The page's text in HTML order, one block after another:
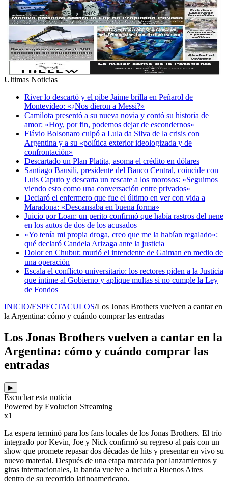
Ultimas Noticias
River lo descartó y el pibe Jaime brilla en Peñarol de
Montevideo: «¿Nos dieron a Messi?»
Camilota presentó a su nueva novia y contó su historia de
amor: «Hoy, por fin, podemos dejar de escondernos»
Flávio Bolsonaro culpó a Lula da Silva de la crisis con
Argentina y a su «política exterior ideologizada y de
confrontación»
Descartado un Plan Platita, asoma el crédito en dólares
Santiago Bausili, presidente del Banco Central, coincide con
Luis Caputo y descarta un rescate a los morosos: «Seguimos
viendo esto como una conversación entre privados»
Declaró el enfermero que fue el último en ver con vida a
Maradona: «Descansaba en buena forma»
Juicio por Loan: un perito confirmó que había rastros del nene
en los autos de dos de los acusados
«Yo tenía mi propia droga, creo que me la habían regalado»:
qué declaró Candela Arizaga ante la justicia
Dolor en Chubut: murió el intendente de Gaiman en medio de
una operación
Escala el conflicto universitario: los rectores piden a la Justicia
que intime al Gobierno y aplique multas si no cumple la Ley
de Fondos
INICIO/ESPECTACULOS/Los Jonas Brothers vuelven a cantar en
la Argentina: cómo y cuándo comprar las entradas
Los Jonas Brothers vuelven a cantar en la
Argentina: cómo y cuándo comprar las
entradas
▶
Escuchar esta noticia
Powered by Evolucion Streaming
x1
La espera terminó para los fans locales de los Jonas Brothers. El trío
integrado por Kevin, Joe y Nick confirmó su regreso al país con un
show que promete repasar dos décadas de hits y presentar en vivo su
nuevo material. Después de una etapa marcada por lanzamientos y
giras internacionales, la banda vuelve a incluir a Buenos Aires
dentro de su recorrido latinoamericano.